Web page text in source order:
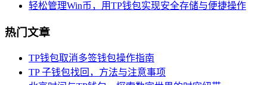
轻松管理Win币，用TP钱包实现安全存储与便捷操作
热门文章
TP钱包取消多签钱包操作指南
TP 子钱包找回，方法与注意事项